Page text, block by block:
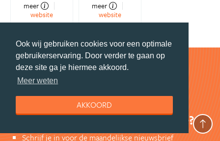
Ook wij gebruiken cookies voor een optimale
gebruikerservaring. Door verder te gaan op
deze site ga je hiermee akkoord.
Meer weten
AKKOORD
meer
website
meer
website
Wil jij elke maand naar Australië?
Schrijf je in voor de maandelijkse nieuwsbrief